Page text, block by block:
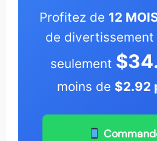
Profitez de 12
de
seulement
moins de $2.92